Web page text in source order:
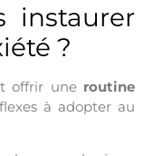
instaurer
?
offrir une routine
à adopter au